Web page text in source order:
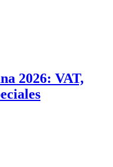
2026: VAT,